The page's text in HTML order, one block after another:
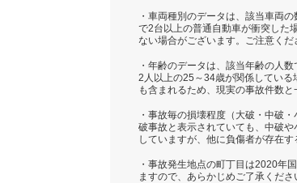
・車両種別のデータは、該当車両
で2台以上の普通自動車が衝突した
ない場合がございます。ご注意くだ
・年齢のデータは、該当年齢の人
2人以上の25～34歳が関係してい
も含まれるため、現実の事故件数
・事故毎の損壊程度（大破・中破
破事故と表示されていても、中破
していますが、他に負傷者が存在
・事故発生地点の町丁目は2020年
ますので、あらかじめご了承くださ